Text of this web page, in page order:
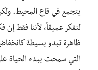
يتجمع في قاع المحيط.
لنفكر عميقاً، لأننا فقط
ظاهرة تبدو بسيطة
التي سمحت ببدء الحياة